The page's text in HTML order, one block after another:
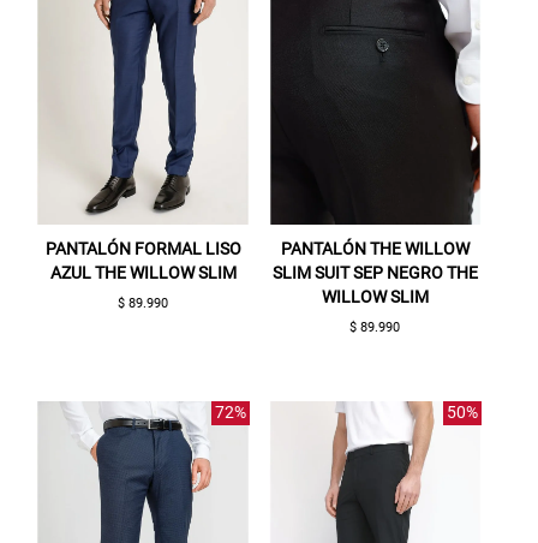
PANTALÓN FORMAL LISO
AZUL THE WILLOW SLIM
$ 89.990
PANTALÓN THE WILLOW
SLIM SUIT SEP NEGRO THE
WILLOW SLIM
$ 89.990
72% 50%